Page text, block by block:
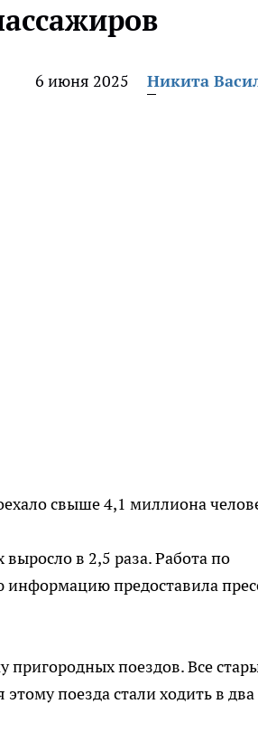
6 июня 2025
Никита
свыше 4,1 миллиона
в 2,5 раза. Работа по
предоставила
пригородных поездов. Все
поезда стали ходить в два